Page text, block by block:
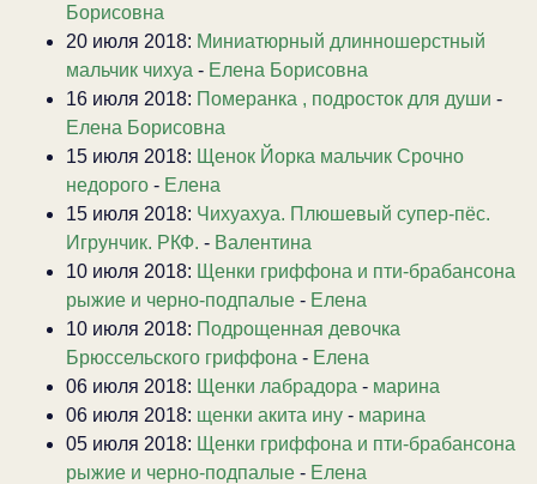
Борисовна
20 июля 2018: Миниатюрный длинношерстный
мальчик чихуа - Елена Борисовна
16 июля 2018: Померанка , подросток для души -
Елена Борисовна
15 июля 2018: Щенок Йорка мальчик Срочно
недорого - Елена
15 июля 2018: Чихуахуа. Плюшевый супер-пёс.
Игрунчик. РКФ. - Валентина
10 июля 2018: Щенки гриффона и пти-брабансона
рыжие и черно-подпалые - Елена
10 июля 2018: Подрощенная девочка
Брюссельского гриффона - Елена
06 июля 2018: Щенки лабрадора - марина
06 июля 2018: щенки акита ину - марина
05 июля 2018: Щенки гриффона и пти-брабансона
рыжие и черно-подпалые - Елена